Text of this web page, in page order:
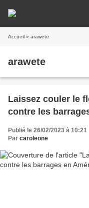
Accueil » arawete
arawete
Laissez couler le
contre les
Publié le 26/02/2023 à 10:21
Par caroleone